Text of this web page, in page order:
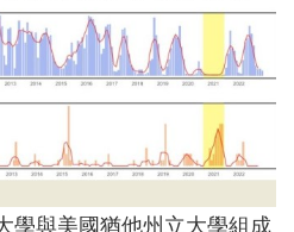
學與美國猶他州立大學組成